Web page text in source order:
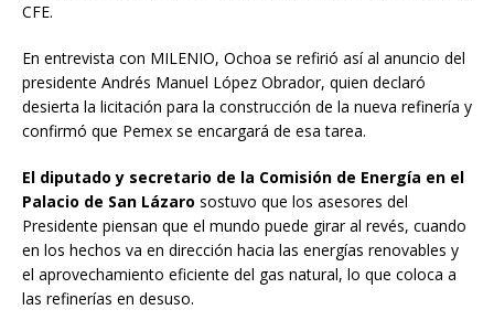
CFE.
En entrevista con MILENIO, Ochoa se refirió así al anuncio del
presidente Andrés Manuel López Obrador, quien declaró
desierta la licitación para la construcción de la nueva refinería y
confirmó que Pemex se encargará de esa tarea.
El diputado y secretario de la Comisión de Energía en el
Palacio de San Lázaro sostuvo que los asesores del
Presidente piensan que el mundo puede girar al revés, cuando
en los hechos va en dirección hacia las energías renovables y
el aprovechamiento eficiente del gas natural, lo que coloca a
las refinerías en desuso.